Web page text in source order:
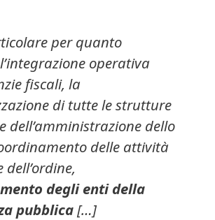
per quanto
operativa
fiscali, la
di tutte le strutture
dell’amministrazione dello
delle attività
dell’ordine,
degli enti della
pubblica[…]